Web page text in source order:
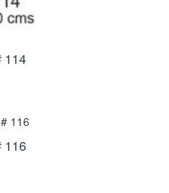
114
116